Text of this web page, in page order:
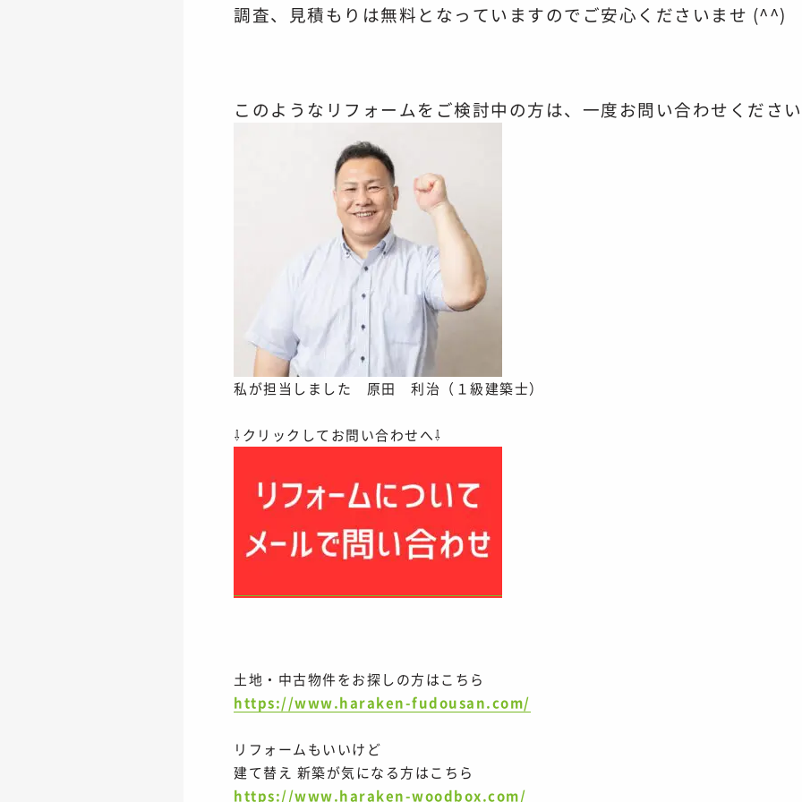
調査、見積もりは無料となっていますので ご安心くださいませ (^^)
このようなリフォームをご検討中の方は、一度お問い合わせくださ
私が担当しました 原田 利治（１級建築士）
⇩クリックしてお問い合わせへ⇩
土地・中古物件をお探しの方はこちら
https://www.haraken-fudousan.com/
リフォームもいいけど
建て替え 新築が気になる方はこちら
https://www.haraken-woodbox.com/